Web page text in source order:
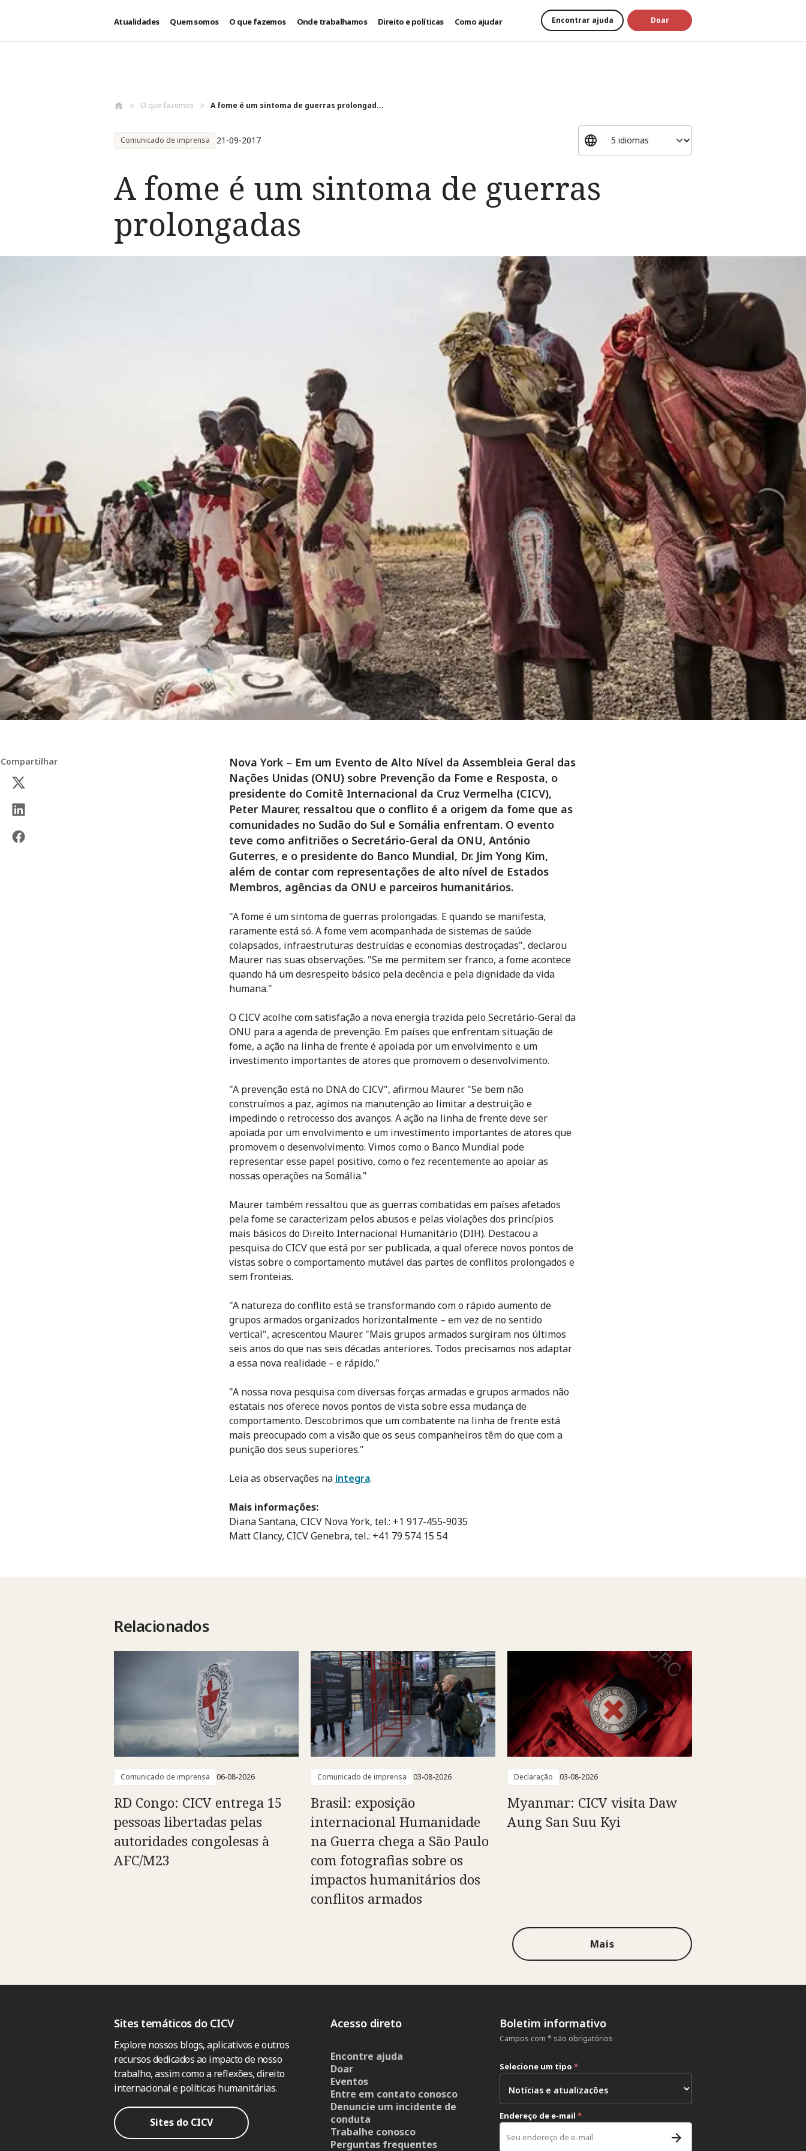
Atualidades Quem somos O que fazemos Onde trabalhamos Direito e políticas Como ajudar Encontrar ajuda Doar
O que fazemos A fome é um sintoma de guerras prolongad...
Comunicado de imprensa 21-09-2017
A fome é um sintoma de guerras
prolongadas
Compartilhar
Nova York – Em um Evento de Alto Nível da Assembleia Geral das
Nações Unidas (ONU) sobre Prevenção da Fome e Resposta, o
presidente do Comitê Internacional da Cruz Vermelha (CICV),
Peter Maurer, ressaltou que o conflito é a origem da fome que as
comunidades no Sudão do Sul e Somália enfrentam. O evento
teve como anfitriões o Secretário-Geral da ONU, António
Guterres, e o presidente do Banco Mundial, Dr. Jim Yong Kim,
além de contar com representações de alto nível de Estados
Membros, agências da ONU e parceiros humanitários.
"A fome é um sintoma de guerras prolongadas. E quando se manifesta,
raramente está só. A fome vem acompanhada de sistemas de saúde
colapsados, infraestruturas destruídas e economias destroçadas", declarou
Maurer nas suas observações. "Se me permitem ser franco, a fome acontece
quando há um desrespeito básico pela decência e pela dignidade da vida
humana."
O CICV acolhe com satisfação a nova energia trazida pelo Secretário-Geral da
ONU para a agenda de prevenção. Em países que enfrentam situação de
fome, a ação na linha de frente é apoiada por um envolvimento e um
investimento importantes de atores que promovem o desenvolvimento.
"A prevenção está no DNA do CICV", afirmou Maurer. "Se bem não
construímos a paz, agimos na manutenção ao limitar a destruição e
impedindo o retrocesso dos avanços. A ação na linha de frente deve ser
apoiada por um envolvimento e um investimento importantes de atores que
promovem o desenvolvimento. Vimos como o Banco Mundial pode
representar esse papel positivo, como o fez recentemente ao apoiar as
nossas operações na Somália."
Maurer também ressaltou que as guerras combatidas em países afetados
pela fome se caracterizam pelos abusos e pelas violações dos princípios
mais básicos do Direito Internacional Humanitário (DIH). Destacou a
pesquisa do CICV que está por ser publicada, a qual oferece novos pontos de
vistas sobre o comportamento mutável das partes de conflitos prolongados e
sem fronteias.
"A natureza do conflito está se transformando com o rápido aumento de
grupos armados organizados horizontalmente – em vez de no sentido
vertical", acrescentou Maurer. "Mais grupos armados surgiram nos últimos
seis anos do que nas seis décadas anteriores. Todos precisamos nos adaptar
a essa nova realidade – e rápido."
"A nossa nova pesquisa com diversas forças armadas e grupos armados não
estatais nos oferece novos pontos de vista sobre essa mudança de
comportamento. Descobrimos que um combatente na linha de frente está
mais preocupado com a visão que os seus companheiros têm do que com a
punição dos seus superiores."
Leia as observações na íntegra.
Mais informações:
Diana Santana, CICV Nova York, tel.: +1 917-455-9035
Matt Clancy, CICV Genebra, tel.: +41 79 574 15 54
Relacionados
Comunicado de imprensa 06-08-2026
RD Congo: CICV entrega 15
pessoas libertadas pelas
autoridades congolesas à
AFC/M23
Comunicado de imprensa 03-08-2026
Brasil: exposição
internacional Humanidade
na Guerra chega a São Paulo
com fotografias sobre os
impactos humanitários dos
conflitos armados
Declaração 03-08-2026
Myanmar: CICV visita Daw
Aung San Suu Kyi
Mais
Sites temáticos do CICV
Explore nossos blogs, aplicativos e outros
recursos dedicados ao impacto de nosso
trabalho, assim como a reflexões, direito
internacional e políticas humanitárias.
Sites do CICV
Acesso direto
Encontre ajuda
Doar
Eventos
Entre em contato conosco
Denuncie um incidente de
conduta
Trabalhe conosco
Perguntas frequentes
Boletim informativo
Campos com * são obrigatórios
Selecione um tipo *
Endereço de e-mail *